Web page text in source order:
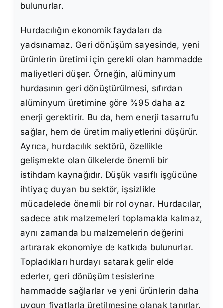
bulunurlar.
Hurdacılığın ekonomik faydaları da
yadsınamaz. Geri dönüşüm sayesinde, yeni
ürünlerin üretimi için gerekli olan hammadde
maliyetleri düşer. Örneğin, alüminyum
hurdasının geri dönüştürülmesi, sıfırdan
alüminyum üretimine göre %95 daha az
enerji gerektirir. Bu da, hem enerji tasarrufu
sağlar, hem de üretim maliyetlerini düşürür.
Ayrıca, hurdacılık sektörü, özellikle
gelişmekte olan ülkelerde önemli bir
istihdam kaynağıdır. Düşük vasıflı işgücüne
ihtiyaç duyan bu sektör, işsizlikle
mücadelede önemli bir rol oynar. Hurdacılar,
sadece atık malzemeleri toplamakla kalmaz,
aynı zamanda bu malzemelerin değerini
artırarak ekonomiye de katkıda bulunurlar.
Topladıkları hurdayı satarak gelir elde
ederler, geri dönüşüm tesislerine
hammadde sağlarlar ve yeni ürünlerin daha
uygun fiyatlarla üretilmesine olanak tanırlar.